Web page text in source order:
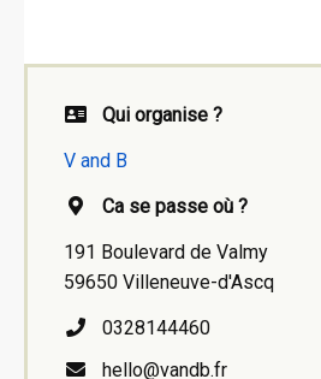
Qui organise ?
V and B
Ca se passe où ?
191 Boulevard de Valmy
59650 Villeneuve-d'Ascq
0328144460
hello@vandb.fr